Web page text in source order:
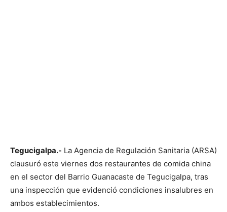
Tegucigalpa.- La Agencia de Regulación Sanitaria (ARSA)
clausuró este viernes dos restaurantes de comida china
en el sector del Barrio Guanacaste de Tegucigalpa, tras
una inspección que evidenció condiciones insalubres en
ambos establecimientos.